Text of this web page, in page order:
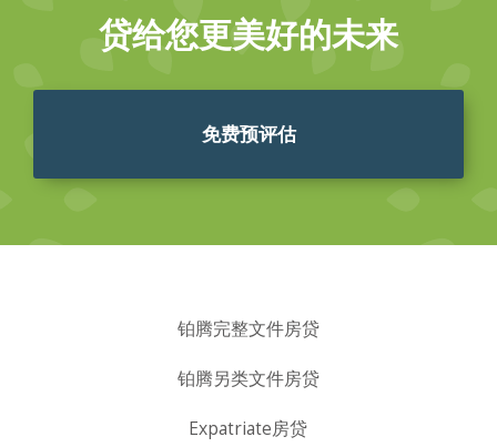
贷给您更美好的未来
免费预评估
铂腾完整文件房贷
铂腾另类文件房贷
Expatriate房贷